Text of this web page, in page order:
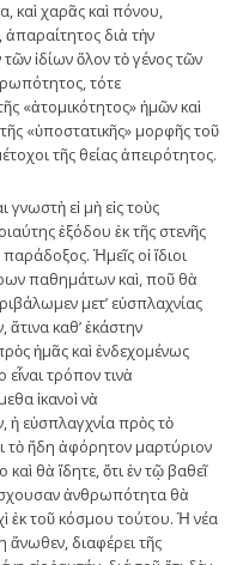
καὶ χαρᾶς καὶ πόνου,
ἀπαραίτητος διὰ τὴν
ἰδίων ὅλον τὸ γένος τῶν
τότε
«ἀτομικότητος» ἡμῶν καὶ
«ὑποστατικῆς» μορφῆς τοῦ
τῆς θείας ἀπειρότητος.
γνωστὴ εἰ μὴ εἰς τοὺς
ἐξόδου ἐκ τῆς στενῆς
Ἡμεῖς οἱ ἴδιοι
παθημάτων καὶ, ποῦ θὰ
μετ’ εὐσπλαχνίας
καθ’ ἑκάστην
ἡμᾶς καὶ ἐνδεχομένως
τρόπον τινὰ
ἱκανοὶ νὰ
ἡ εὐσπλαγχνία πρὸς τὸ
τὸ ἤδη ἀφόρητον μαρτύριον
θὰ ἴδητε, ὅτι ἐν τῷ βαθεῖ
ἀνθρωπότητα θὰ
ἐκ τοῦ κόσμου τούτου. Ἡ νέα
διαφέρει τῆς